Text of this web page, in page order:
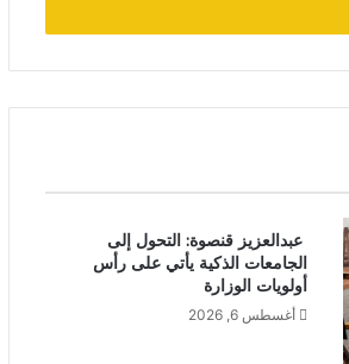
عبدالعزيز قنصوة: التحول إلى
الجامعات الذكية يأتي على رأس
أولويات الوزارة
أغسطس 6, 2026